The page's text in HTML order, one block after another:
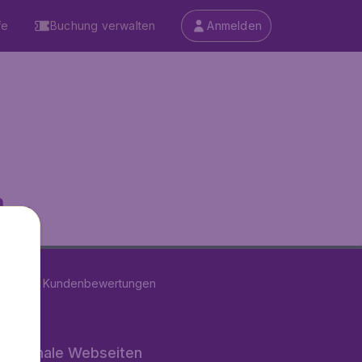
Buchung verwalten Anmelden
...
Kundenbewertungen
Webseiten